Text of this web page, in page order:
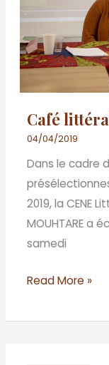
Café
04/04/2019
Dans le cadre
2019, la CENE
MOUHTARE a
samedi
Read More »